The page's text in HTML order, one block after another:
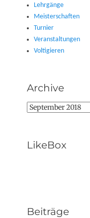
Lehrgänge
Meisterschaften
Turnier
Veranstaltungen
Voltigieren
Archive
Archive
LikeBox
Beiträge